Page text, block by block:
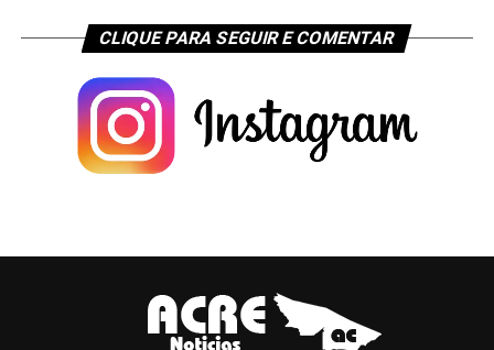
CLIQUE PARA SEGUIR E COMENTAR